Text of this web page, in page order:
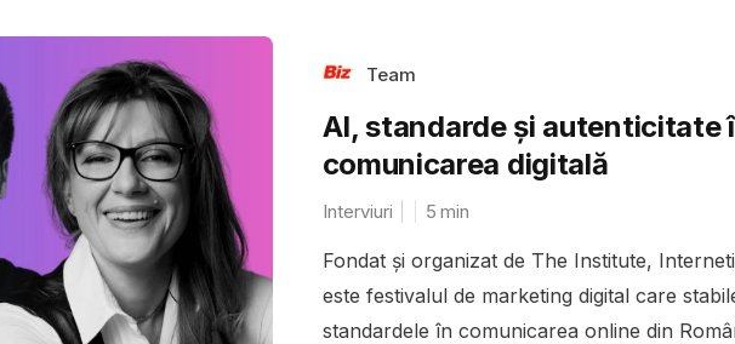
Team
AI, standarde și autenticitate
comunicarea digitală
Interviuri 5 min
Fondat și organizat de The Institute,
este festivalul de marketing digital care
standardele în comunicarea online din